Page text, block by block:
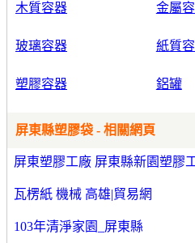
木質容器 金屬
玻璃容器 紙質
塑膠容器 鋁罐
屏東縣塑膠袋 - 相關網頁
屏東塑膠工廠 屏東縣新園塑膠
瓦楞紙 機械 高雄|貿易網
103年清淨家園_屏東縣